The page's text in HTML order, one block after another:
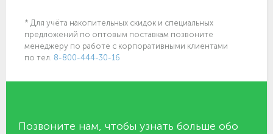
* Для учёта накопительных скидок и специальных
предложений по оптовым поставкам позвоните
менеджеру по работе с корпоративными клиентами
по тел. 8-800-444-30-16
Позвоните нам, чтобы узнать больше обо